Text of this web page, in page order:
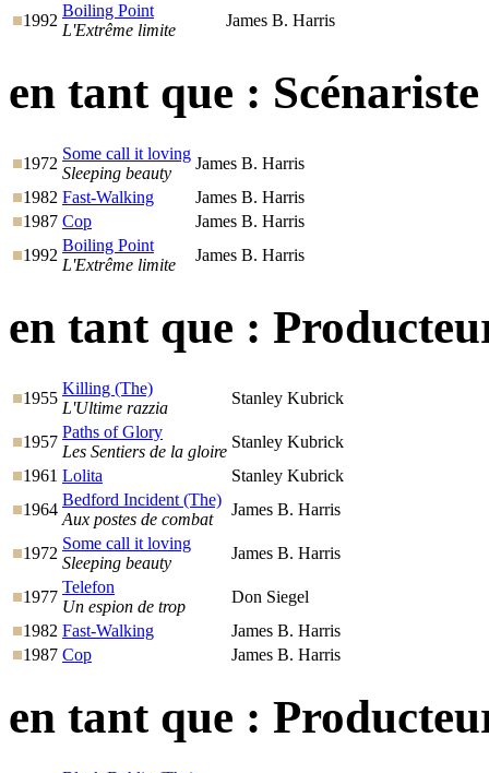
1992
Boiling Point
L'Extrême limite
James B. Harris
en tant que : Scénariste
1972
Some call it loving
Sleeping beauty
James B. Harris
1982 Fast-Walking
James B. Harris
1987 Cop
James B. Harris
1992
Boiling Point
L'Extrême limite
James B. Harris
en tant que :
1955
Killing (The)
L'Ultime razzia
Stanley Kubrick
1957
Paths of Glory
Les Sentiers de la gloire
Stanley Kubrick
1961 Lolita
Stanley Kubrick
1964
Bedford Incident (The)
Aux postes de combat
James B. Harris
1972
Some call it loving
Sleeping beauty
James B. Harris
1977
Telefon
Un espion de trop
Don Siegel
1982 Fast-Walking
James B. Harris
1987 Cop James B. Harris
en tant que :